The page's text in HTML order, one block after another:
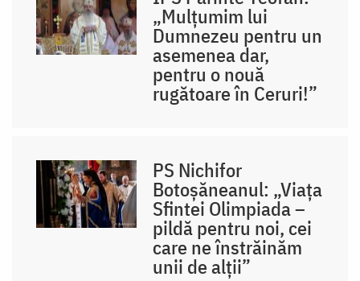
„Mulțumim lui
Dumnezeu pentru un
asemenea dar,
pentru o nouă
rugătoare în Ceruri!”
PS Nichifor
Botoșăneanul: „Viața
Sfintei Olimpiada –
pildă pentru noi, cei
care ne înstrăinăm
unii de alții”